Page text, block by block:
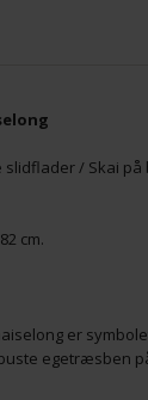
/ Skai på
cm.
er
egetræsben